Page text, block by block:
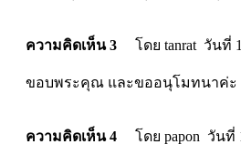
ความคิดเห็น 3 โดย tanrat วันที่
ขอบพระคุณ และขออนุโมทนาค่ะ
ความคิดเห็น 4 โดย papon วันที่